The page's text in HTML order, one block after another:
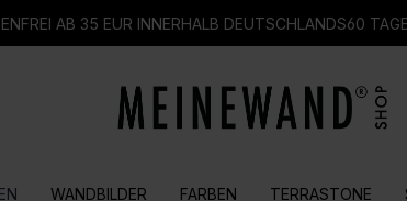
AB 35 EUR INNERHALB DEUTSCHLANDS60
WANDBILDER FARBEN TERRASTONE